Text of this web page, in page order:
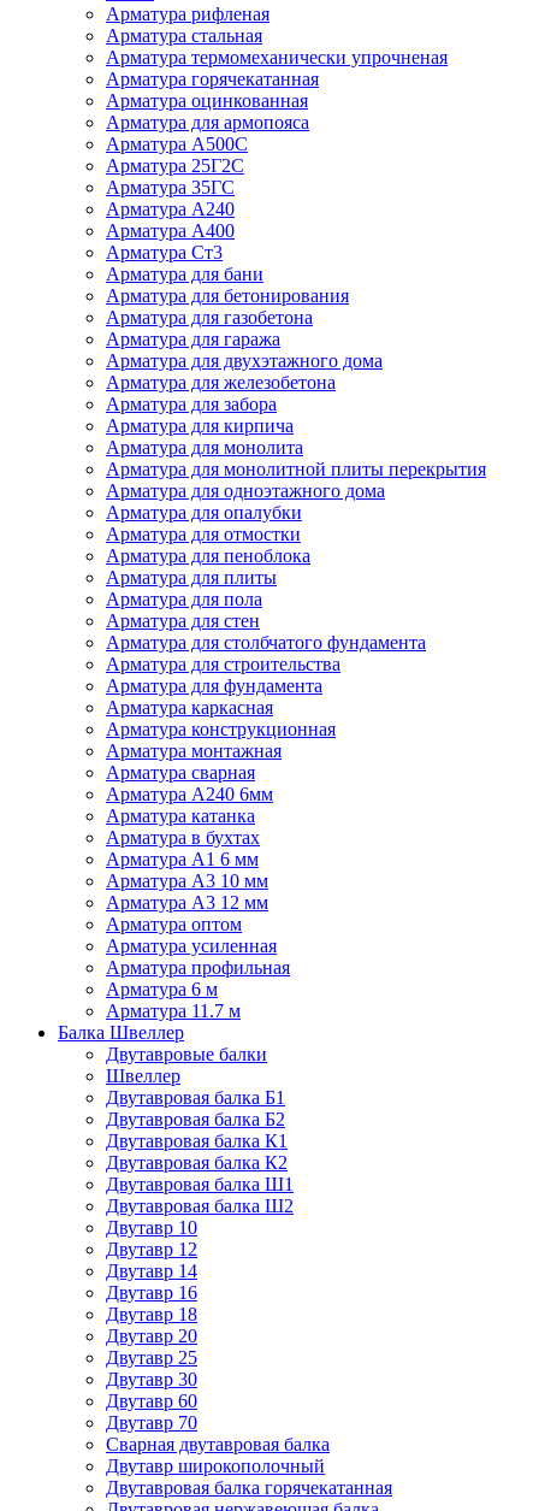
Арматура рифленая
Арматура стальная
Арматура термомеханически упрочненая
Арматура горячекатанная
Арматура оцинкованная
Арматура для армопояса
Арматура A500С
Арматура 25Г2С
Арматура 35ГС
Арматура А240
Арматура А400
Арматура Ст3
Арматура для бани
Арматура для бетонирования
Арматура для газобетона
Арматура для гаража
Арматура для двухэтажного дома
Арматура для железобетона
Арматура для забора
Арматура для кирпича
Арматура для монолита
Арматура для монолитной плиты перекрытия
Арматура для одноэтажного дома
Арматура для опалубки
Арматура для отмостки
Арматура для пеноблока
Арматура для плиты
Арматура для пола
Арматура для стен
Арматура для столбчатого фундамента
Арматура для строительства
Арматура для фундамента
Арматура каркасная
Арматура конструкционная
Арматура монтажная
Арматура сварная
Арматура А240 6мм
Арматура катанка
Арматура в бухтах
Арматура А1 6 мм
Арматура А3 10 мм
Арматура А3 12 мм
Арматура оптом
Арматура усиленная
Арматура профильная
Арматура 6 м
Арматура 11.7 м
Балка Швеллер
Двутавровые балки
Швеллер
Двутавровая балка Б1
Двутавровая балка Б2
Двутавровая балка К1
Двутавровая балка К2
Двутавровая балка Ш1
Двутавровая балка Ш2
Двутавр 10
Двутавр 12
Двутавр 14
Двутавр 16
Двутавр 18
Двутавр 20
Двутавр 25
Двутавр 30
Двутавр 60
Двутавр 70
Сварная двутавровая балка
Двутавр широкополочный
Двутавровая балка горячекатанная